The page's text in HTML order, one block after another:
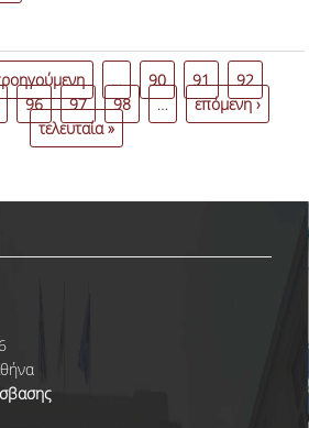
… 90 91
92
96 97 98 …
επόμενη ›
τελευταία »